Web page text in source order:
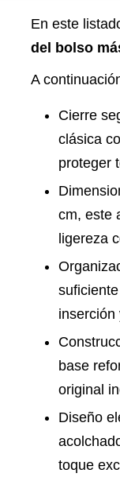
En este
del bolso
A
Cierre
clásica
proteger
cm, este
ligereza
inserción
base
original
Diseño
toque